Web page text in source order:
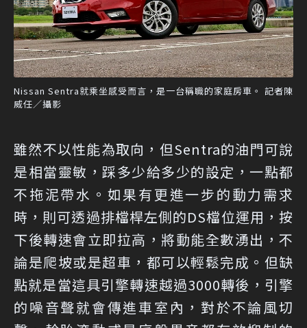
Nissan Sentra就乘坐感受而言，是一台稱職的家庭房車。 記者陳
威任／攝影
雖然不以性能為取向，但Sentra的油門可說
是相當靈敏，踩多少給多少的設定，一點都
不拖泥帶水。如果有更進一步的動力需求
時，則可透過排檔桿左側的DS檔位運用，按
下後轉速會立即拉高，將動能全數湧出，不
論是爬坡或是超車，都可以輕鬆完成。但缺
點就是當這具引擎轉速越過3000轉後，引擎
的噪音聲就會傳進車室內，對於不論風切